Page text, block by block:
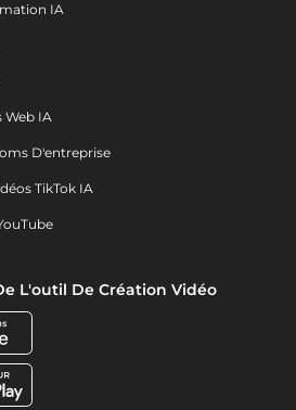
IA
Web IA
D'entreprise
TikTok IA
L'outil De Création Vidéo